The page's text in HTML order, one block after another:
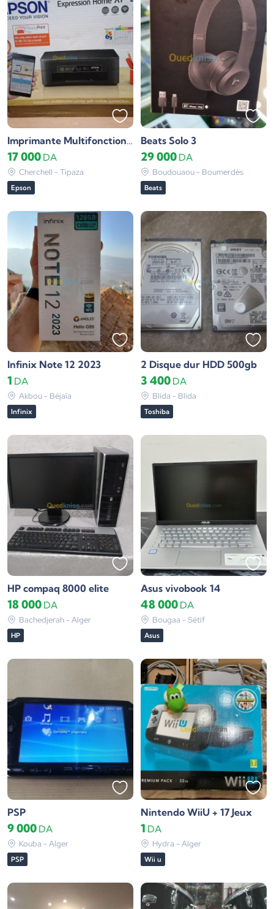
Imprimante Multifonction Epson Expression Home XP-2150
17 000 DA
Cherchell - Tipaza
Epson
Beats Solo 3
29 000 DA
Boudouaou - Boumerdès
Beats
Infinix Note 12 2023
1 DA
Akbou - Béjaïa
Infinix
2 Disque dur HDD 500gb
3 400 DA
Blida - Blida
Toshiba
HP compaq 8000 elite
18 000 DA
Bachedjerah - Alger
HP
Asus vivobook 14
48 000 DA
Bougaa - Sétif
Asus
PSP
9 000 DA
Kouba - Alger
PSP
Nintendo WiiU + 17 Jeux
1 DA
Hydra - Alger
Wii u